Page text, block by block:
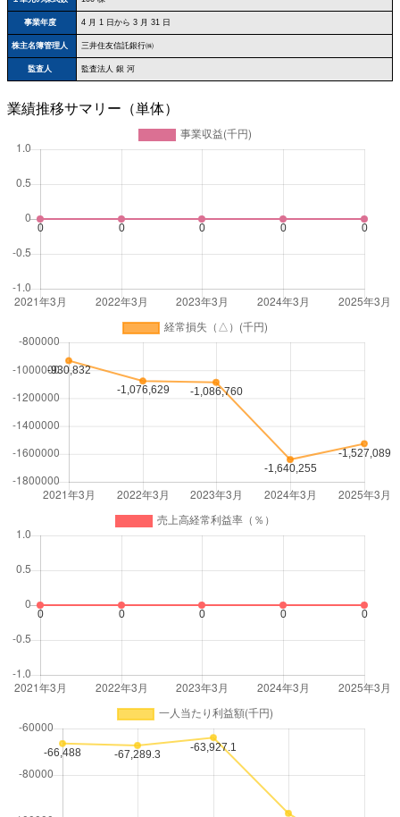
事業年度 4 月 1 日から 3 月 31 日
株主名簿管理人 三井住友信託銀行㈱
監査人 監査法人 銀 河
業績推移サマリー（単体）